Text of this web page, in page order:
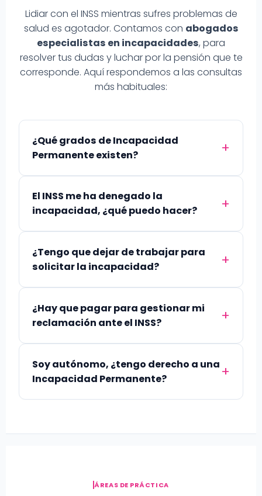
Lidiar con el INSS mientras sufres problemas de
salud es agotador. Contamos con abogados
especialistas en incapacidades, para
resolver tus dudas y luchar por la pensión que te
corresponde. Aquí respondemos a las consultas
más habituales:
¿Qué grados de Incapacidad
Permanente existen?
El INSS me ha denegado la
incapacidad, ¿qué puedo hacer?
¿Tengo que dejar de trabajar para
solicitar la incapacidad?
¿Hay que pagar para gestionar mi
reclamación ante el INSS?
Soy autónomo, ¿tengo derecho a una
Incapacidad Permanente?
ÁREAS DE PRÁCTICA